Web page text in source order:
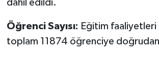
dahil edildi.
Öğrenci Sayısı: Eğitim faaliyetleri
toplam 11874 öğrenciye doğrudan